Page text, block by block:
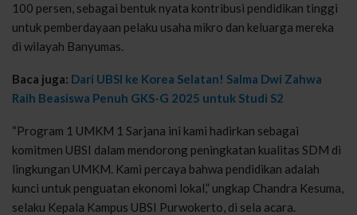
100 persen, sebagai bentuk nyata kontribusi pendidikan tinggi
untuk pemberdayaan pelaku usaha mikro dan keluarga mereka
di wilayah Banyumas.
Baca juga: Dari UBSI ke Korea Selatan! Salma Dwi Zahwa
Raih Beasiswa Penuh GKS-G 2025 untuk Studi S2
“Program 1 UMKM 1 Sarjana ini kami hadirkan sebagai
komitmen UBSI dalam mendorong peningkatan kualitas SDM di
lingkungan UMKM. Kami percaya bahwa pendidikan adalah
kunci untuk penguatan ekonomi lokal,” ungkap Chandra Kesuma,
selaku Kepala Kampus UBSI Purwokerto, di sela acara.